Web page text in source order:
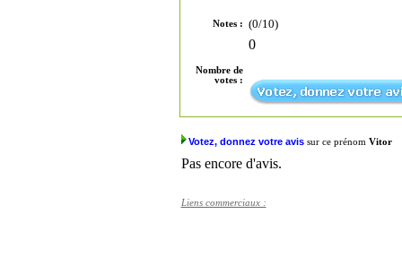
Notes : (0/10)
Nombre de
votes :
0
Votez, donnez votre avissur ce prénom Vitor
Pas encore d'avis.
Liens commerciaux :